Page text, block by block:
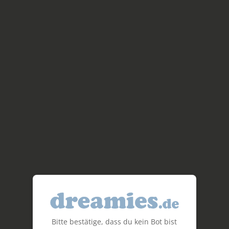
Bitte bestätige, dass du kein Bot bist